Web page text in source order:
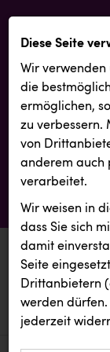
aktuelle
aktuelle
Diese Seite
Wir verwenden
die
ermöglichen,
zu verbessern.
von
anderem auch
verarbeitet.
Wir weisen in
dass Sie sich
damit
Seite
Drittanbietern
werden dürfen.
jederzeit